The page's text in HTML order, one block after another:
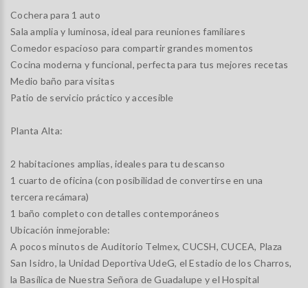
Cochera para 1 auto
Sala amplia y luminosa, ideal para reuniones familiares
Comedor espacioso para compartir grandes momentos
Cocina moderna y funcional, perfecta para tus mejores recetas
Medio baño para visitas
Patio de servicio práctico y accesible
Planta Alta:
2 habitaciones amplias, ideales para tu descanso
1 cuarto de oficina (con posibilidad de convertirse en una
tercera recámara)
1 baño completo con detalles contemporáneos
Ubicación inmejorable:
A pocos minutos de Auditorio Telmex, CUCSH, CUCEA, Plaza
San Isidro, la Unidad Deportiva UdeG, el Estadio de los Charros,
la Basílica de Nuestra Señora de Guadalupe y el Hospital